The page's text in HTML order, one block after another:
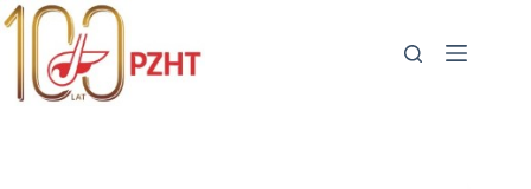
Przejdź
do